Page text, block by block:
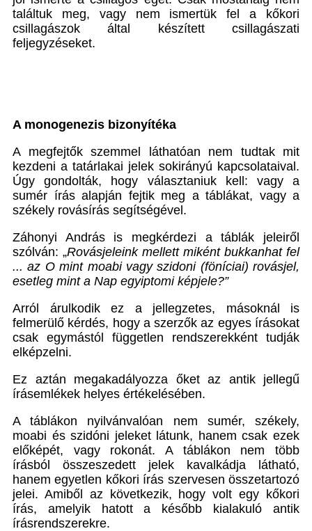
találtuk meg, vagy nem ismertük fel a kőkori
csillagászok által készített csillagászati
feljegyzéseket.
A monogenezis bizonyítéka
A megfejtők szemmel láthatóan nem tudtak mit
kezdeni a tatárlakai jelek sokirányú kapcsolataival.
Úgy gondolták, hogy választaniuk kell: vagy a
sumér írás alapján fejtik meg a táblákat, vagy a
székely rovásírás segítségével.
Záhonyi András is megkérdezi a táblák jeleiről
szólván: „Rovásjeleink mellett miként bukkanhat fel
... az O mint moabi vagy szidoni (föníciai) rovásjel,
esetleg mint a Nap egyiptomi képjele?”
Arról árulkodik ez a jellegzetes, másoknál is
felmerülő kérdés, hogy a szerzők az egyes írásokat
csak egymástól független rendszerekként tudják
elképzelni.
Ez aztán megakadályozza őket az antik jellegű
írásemlékek helyes értékelésében.
A táblákon nyilvánvalóan nem sumér, székely,
moabi és szidóni jeleket látunk, hanem csak ezek
előképét, vagy rokonát. A táblákon nem több
írásból összeszedett jelek kavalkádja látható,
hanem egyetlen kőkori írás szervesen összetartozó
jelei. Amiből az következik, hogy volt egy kőkori
írás, amelyik hatott a később kialakuló antik
írásrendszerekre.